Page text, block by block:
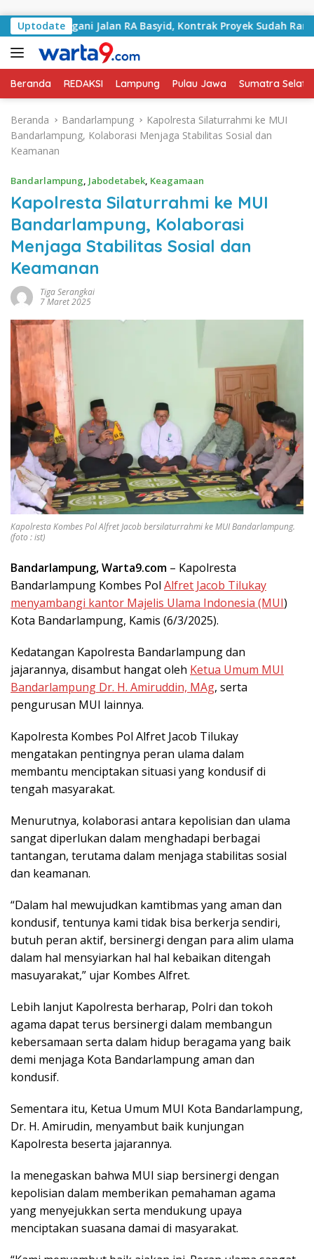
Uptodate
Tangani Jalan RA Basyid, Kontrak Proyek Sudah Rampung
Beranda REDAKSI Lampung Pulau Jawa Sumatra
Beranda Bandarlampung
Kapolresta Silaturrahmi ke MUI
Bandarlampung, Kolaborasi Menjaga Stabilitas Sosial dan
Keamanan
Bandarlampung, Jabodetabek, Keagamaan
Kapolresta Silaturrahmi ke MUI
Bandarlampung, Kolaborasi
Menjaga Stabilitas Sosial dan
Keamanan
Tiga Serangkai
7 Maret 2025
Kapolresta Kombes Pol Alfret Jacob bersilaturrahmi ke MUI Bandarlampung.
(foto : ist)
Bandarlampung, Warta9.com – Kapolresta
Bandarlampung Kombes Pol Alfret Jacob Tilukay
menyambangi kantor Majelis Ulama Indonesia (MUI)
Kota Bandarlampung, Kamis (6/3/2025).
Kedatangan Kapolresta Bandarlampung dan
jajarannya, disambut hangat oleh Ketua Umum MUI
Bandarlampung Dr. H. Amiruddin, MAg, serta
pengurusan MUI lainnya.
Kapolresta Kombes Pol Alfret Jacob Tilukay
mengatakan pentingnya peran ulama dalam
membantu menciptakan situasi yang kondusif di
tengah masyarakat.
Menurutnya, kolaborasi antara kepolisian dan ulama
sangat diperlukan dalam menghadapi berbagai
tantangan, terutama dalam menjaga stabilitas sosial
dan keamanan.
“Dalam hal mewujudkan kamtibmas yang aman dan
kondusif, tentunya kami tidak bisa berkerja sendiri,
butuh peran aktif, bersinergi dengan para alim ulama
dalam hal mensyiarkan hal hal kebaikan ditengah
masuyarakat,” ujar Kombes Alfret.
Lebih lanjut Kapolresta berharap, Polri dan tokoh
agama dapat terus bersinergi dalam membangun
kebersamaan serta dalam hidup beragama yang baik
demi menjaga Kota Bandarlampung aman dan
kondusif.
Sementara itu, Ketua Umum MUI Kota Bandarlampung,
Dr. H. Amirudin, menyambut baik kunjungan
Kapolresta beserta jajarannya.
Ia menegaskan bahwa MUI siap bersinergi dengan
kepolisian dalam memberikan pemahaman agama
yang menyejukkan serta mendukung upaya
menciptakan suasana damai di masyarakat.